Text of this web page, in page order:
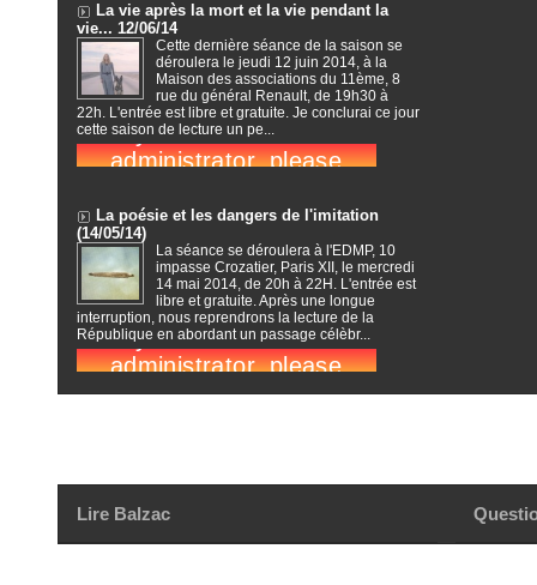
La vie après la mort et la vie pendant la
vie... 12/06/14
Cette dernière séance de la saison se
déroulera le jeudi 12 juin 2014, à la
Maison des associations du 11ème, 8
rue du général Renault, de 19h30 à
22h. L'entrée est libre et gratuite. Je conclurai ce jour
cette saison de lecture un pe...
La poésie et les dangers de l'imitation
(14/05/14)
La séance se déroulera à l'EDMP, 10
impasse Crozatier, Paris XII, le mercredi
14 mai 2014, de 20h à 22H. L'entrée est
libre et gratuite. Après une longue
interruption, nous reprendrons la lecture de la
République en abordant un passage célèbr...
Lire Balzac